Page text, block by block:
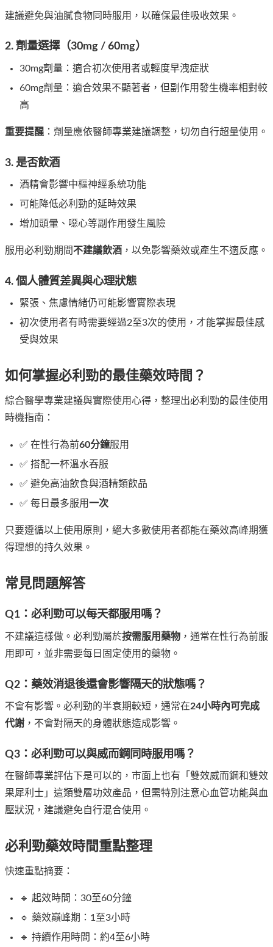
建議避免與油膩食物同時服用，以確保最佳吸收效果。
2. 劑量選擇（30mg / 60mg）
30mg劑量：適合初次使用者或輕度早洩症狀
60mg劑量：適合效果不顯著者，但副作用發生機率相對較
高
重要提醒 ：劑量應依醫師專業建議調整，切勿自行超量使用。
3. 是否飲酒
酒精會影響中樞神經系統功能
可能降低必利勁的延時效果
增加頭暈、噁心等副作用發生風險
服用必利勁期間不建議飲酒 ，以免影響藥效或產生不適反應。
4. 個人體質差異與心理狀態
緊張、焦慮情緒仍可能影響實際表現
初次使用者有時需要經過2至3次的使用，才能掌握最佳感
受與效果
如何掌握必利勁的最佳藥效時間？
綜合醫學專業建議與實際使用心得，整理出必利勁的最佳使用
時機指南：
✅ 在性行為前60分鐘服用
✅ 搭配一杯溫水吞服
✅ 避免高油飲食與酒精類飲品
✅ 每日最多服用一次
只要遵循以上使用原則，絕大多數使用者都能在藥效高峰期獲
得理想的持久效果。
常見問題解答
Q1：必利勁可以每天都服用嗎？
不建議這樣做。必利勁屬於按需服用藥物 ，通常在性行為前服
用即可，並非需要每日固定使用的藥物。
Q2：藥效消退後還會影響隔天的狀態嗎？
不會有影響。必利勁的半衰期較短，通常在24小時內可完成
代謝 ，不會對隔天的身體狀態造成影響。
Q3：必利勁可以與威而鋼同時服用嗎？
在醫師專業評估下是可以的，市面上也有「雙效威而鋼和雙效
果犀利士」這類雙層功效產品，但需特別注意心血管功能與血
壓狀況，建議避免自行混合使用。
必利勁藥效時間重點整理
快速重點摘要：
🔹 起效時間：30至60分鐘
🔹 藥效巔峰期：1至3小時
🔹 持續作用時間：約4至6小時